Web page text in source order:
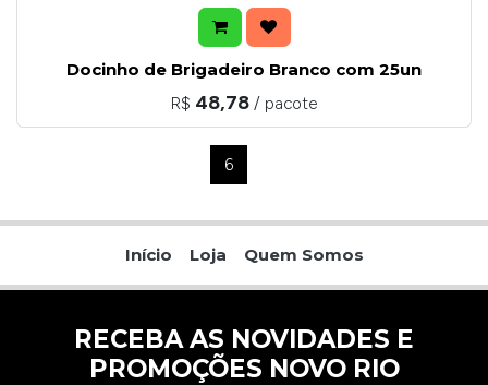
Docinho de Brigadeiro Branco com 25un
R$ 48,78 / pacote
6
Início Loja Quem Somos
RECEBA AS NOVIDADES E
PROMOÇÕES NOVO RIO